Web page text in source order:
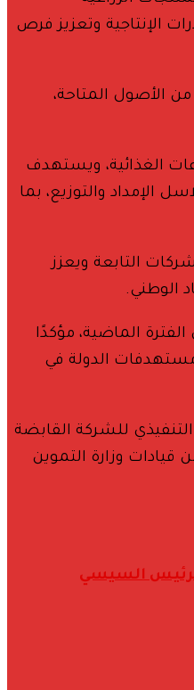
الإنتاجية وتعزيز فرص
الأصول المتاحة،
الغذائية، ويستهدف
الإمداد والتوزيع، بما
التابعة ويعزز
الوطني.
الماضية، مؤكدًا
مستهدفات الدولة في
للشركة القابضة
قيادات وزارة التموين
السيسي